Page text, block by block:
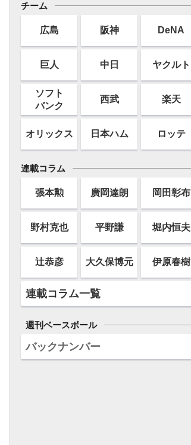
チーム
広島 阪神 DeNA
巨人 中日 ヤクルト
ソフト
バンク
西武 楽天
オリックス 日本ハム ロッテ
連載コラム
張本勲 廣岡達朗 岡田彰布
野村克也 平野謙 堀内恒夫
辻恭彦 大久保博元 伊原春樹
連載コラム一覧
週刊ベースボール
バックナンバー